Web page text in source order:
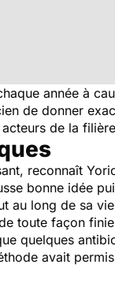
année à
de donner
de la
reconnaît
bonne idée
au long de sa
toute façon
quelques
avait